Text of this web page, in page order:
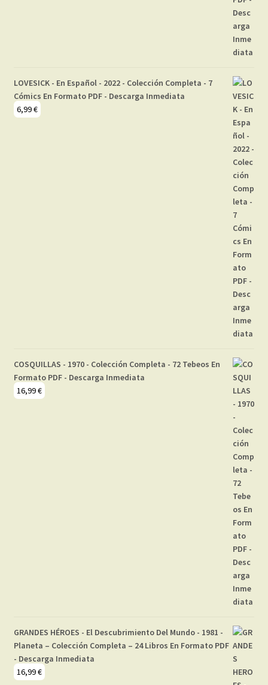
LOVESICK - En Español - 2022 - Colección Completa - 7
Cómics En Formato PDF - Descarga Inmediata
6,99€
COSQUILLAS - 1970 - Colección Completa - 72 Tebeos En
Formato PDF - Descarga Inmediata
16,99€
GRANDES HÉROES - El Descubrimiento Del Mundo - 1981 -
Planeta – Colección Completa – 24 Libros En Formato PDF
- Descarga Inmediata
16,99€